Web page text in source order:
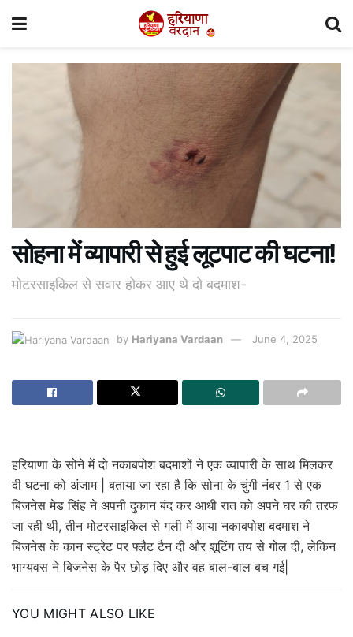
सोहना में व्यापारी से हुई लूटपाट की घटना!
मोटरसाइकिल से सवार होकर आए थे दो बदमाश-
by Hariyana Vardaan June 4, 2025
हरियाणा के सोने में दो नकाबपोश बदमाशों ने एक व्यापारी के साथ मिलकर
दी घटना को अंजाम | बताया जा रहा है कि सोना के चुंगी नंबर 1 से एक
बिजनेस मेड सिंह ने अपनी दुकान बंद कर आधी रात को अपने घर की तरफ
जा रही थी, तीन मोटरसाइकिल से गली में आया नकाबपोश बदमाश ने
बिजनेस के कान स्ट्रेट पर फ्लैट टैन दी और शूटिंग तय से गोल दी, लेकिन
भाग्यवस ने बिजनेस के पैर छोड़ दिए और वह बाल-बाल बच गई|
YOU MIGHT ALSO LIKE